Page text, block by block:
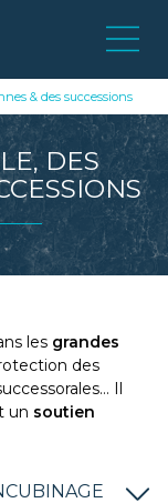
& des successions
DES
les grandes
des
Il
un soutien